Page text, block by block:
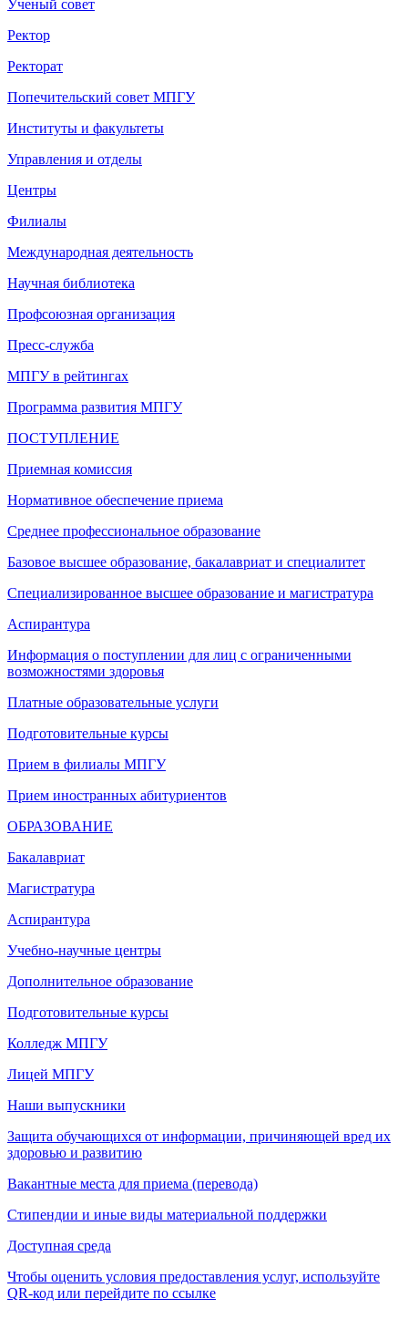
Ученый совет
Ректор
Ректорат
Попечительский совет МПГУ
Институты и факультеты
Управления и отделы
Центры
Филиалы
Международная деятельность
Научная библиотека
Профсоюзная организация
Пресс-служба
МПГУ в рейтингах
Программа развития МПГУ
ПОСТУПЛЕНИЕ
Приемная комиссия
Нормативное обеспечение приема
Среднее профессиональное образование
Базовое высшее образование, бакалавриат и специалитет
Специализированное высшее образование и магистратура
Аспирантура
Информация о поступлении для лиц с ограниченными
возможностями здоровья
Платные образовательные услуги
Подготовительные курсы
Прием в филиалы МПГУ
Прием иностранных абитуриентов
ОБРАЗОВАНИЕ
Бакалавриат
Магистратура
Аспирантура
Учебно-научные центры
Дополнительное образование
Подготовительные курсы
Колледж МПГУ
Лицей МПГУ
Наши выпускники
Защита обучающихся от информации, причиняющей вред их
здоровью и развитию
Вакантные места для приема (перевода)
Стипендии и иные виды материальной поддержки
Доступная среда
Чтобы оценить условия предоставления услуг, используйте
QR-код или перейдите по ссылке